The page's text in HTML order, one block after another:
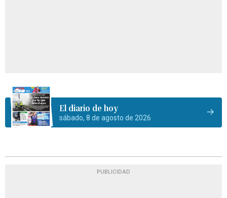
El diario de hoy
sábado, 8 de agosto de 2026
PUBLICIDAD